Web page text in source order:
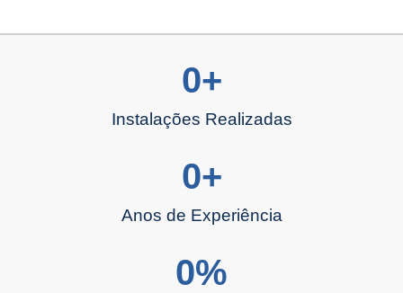
Instalações Realizadas
0+
Anos de Experiência
0+
0%